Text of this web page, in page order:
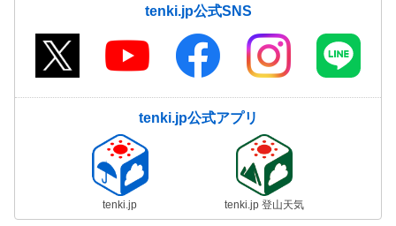
tenki.jp公式SNS
tenki.jp公式アプリ
tenki.jp tenki.jp 登山天気